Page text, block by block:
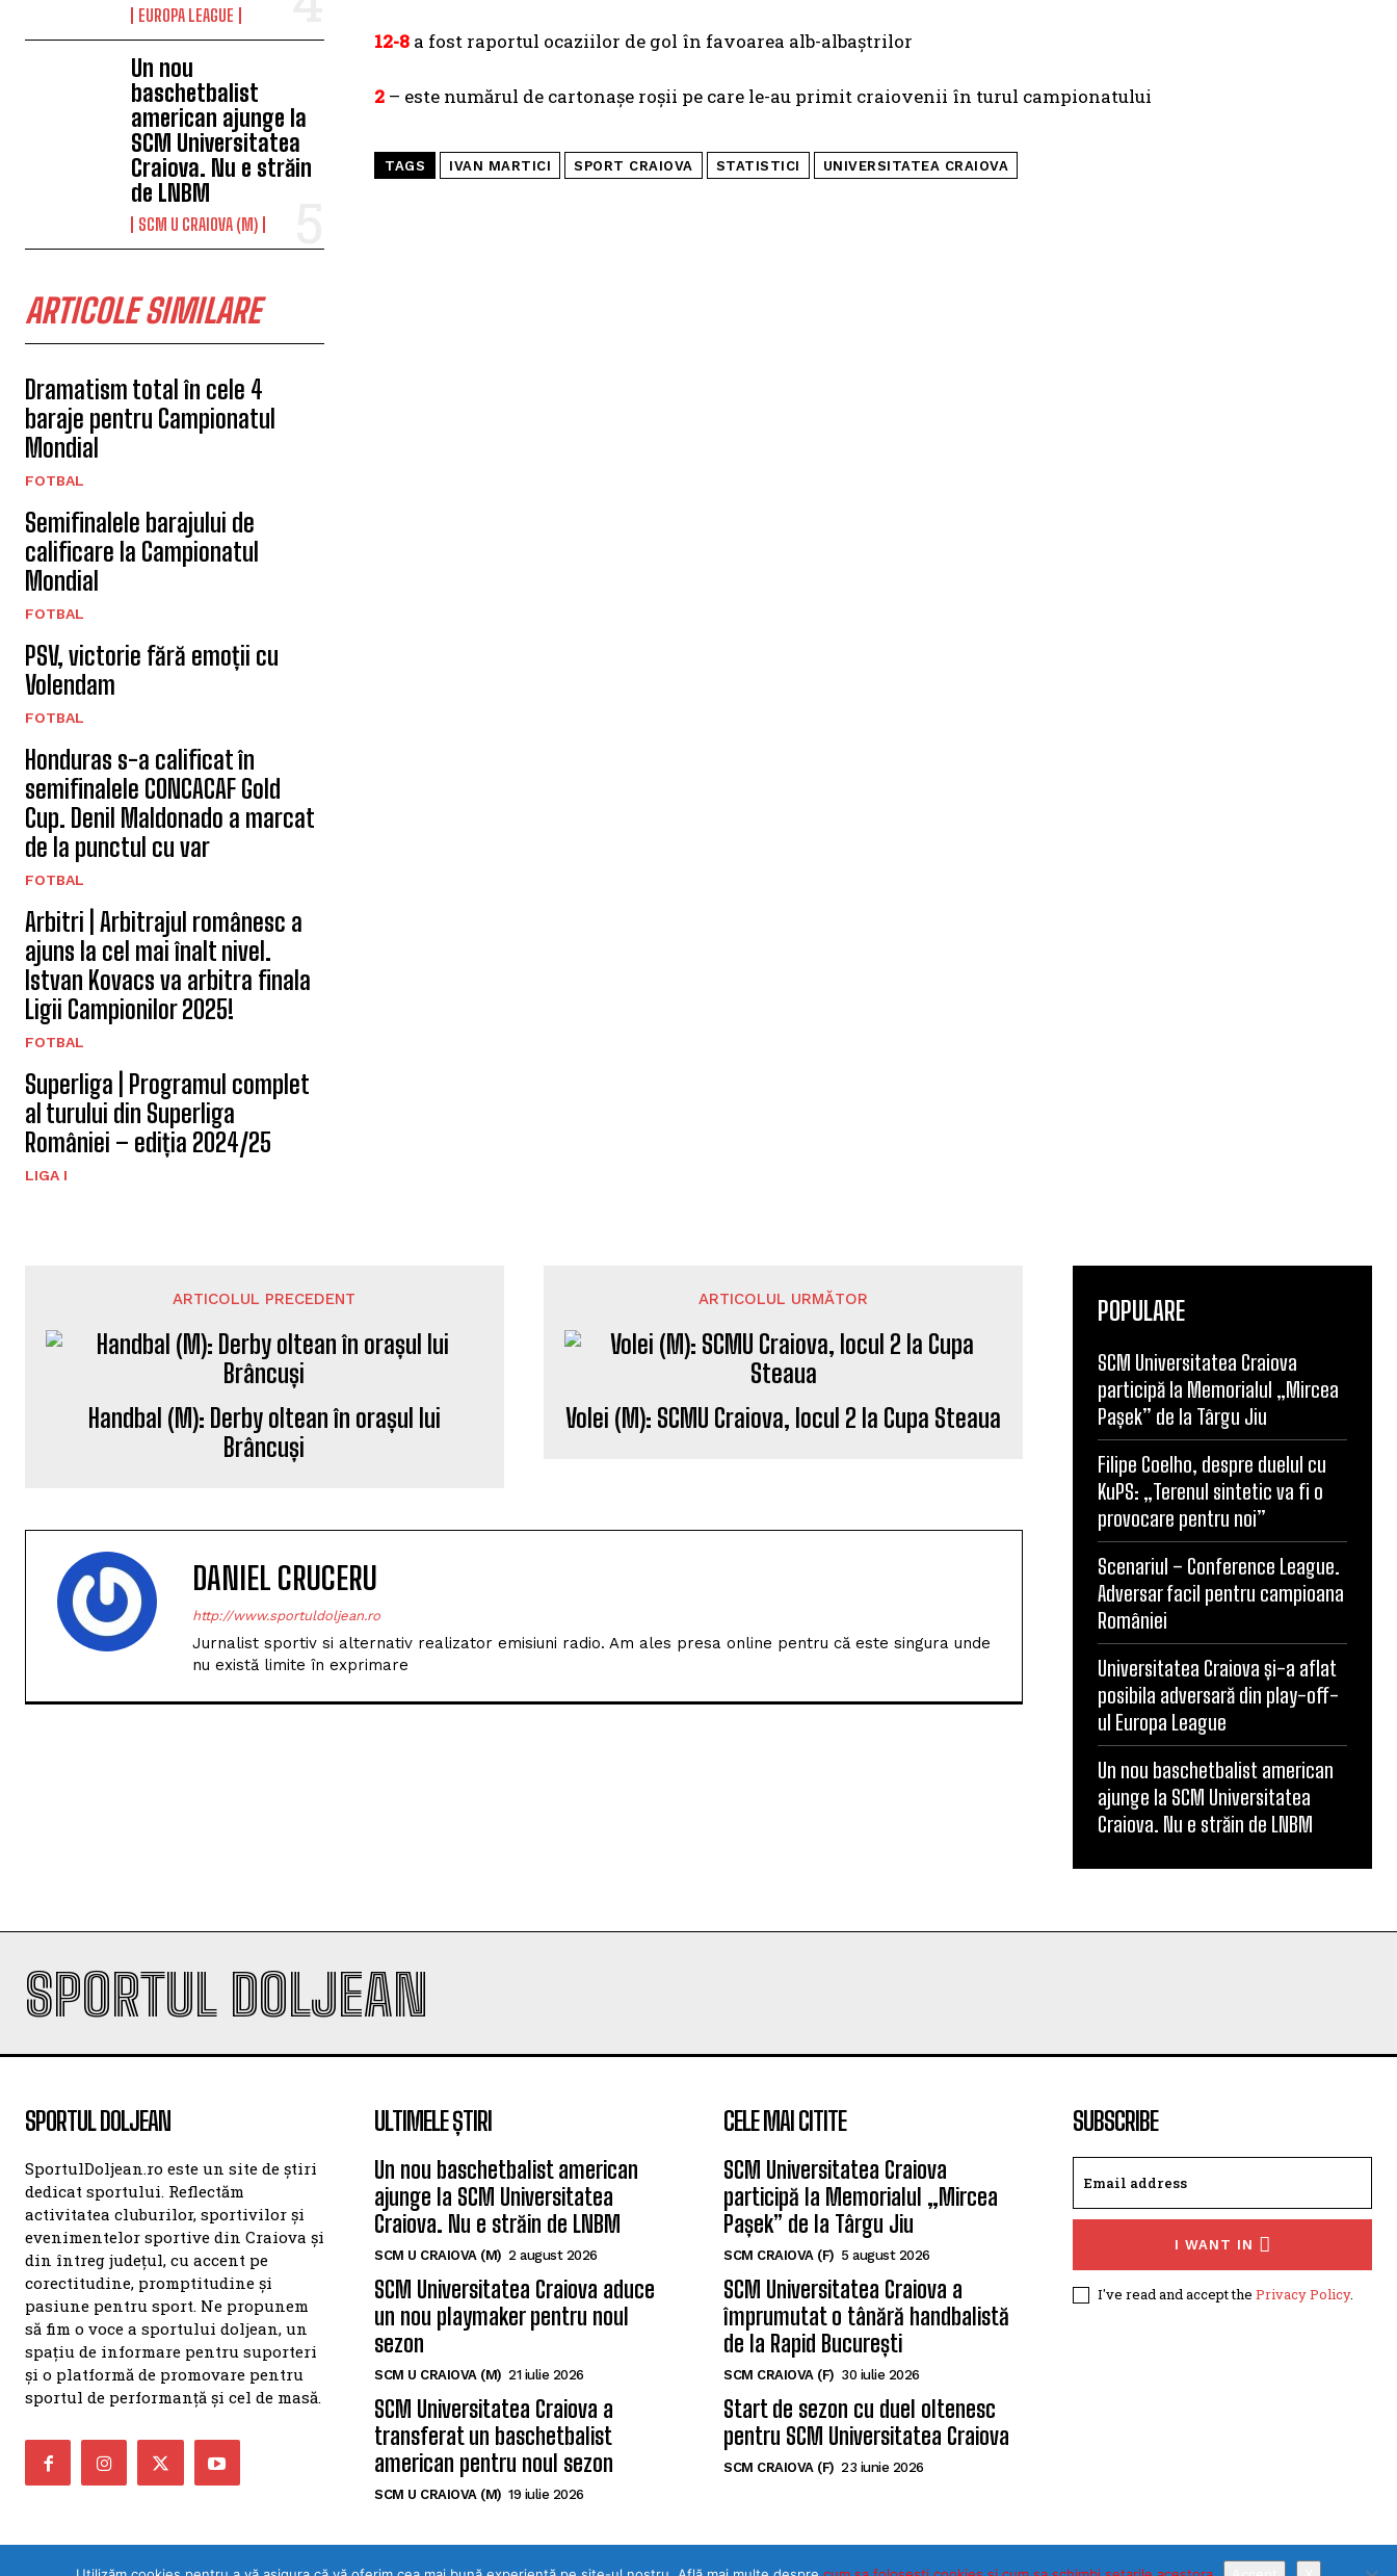
EUROPA LEAGUE
Un nou
baschetbalist
american ajunge la
SCM Universitatea
Craiova. Nu e străin
de LNBM
SCM U CRAIOVA (M)
ARTICOLE SIMILARE
Dramatism total în cele 4
baraje pentru Campionatul
Mondial
FOTBAL
Semifinalele barajului de
calificare la Campionatul
Mondial
FOTBAL
PSV, victorie fără emoții cu
Volendam
FOTBAL
Honduras s-a calificat în
semifinalele CONCACAF Gold
Cup. Denil Maldonado a marcat
de la punctul cu var
FOTBAL
Arbitri | Arbitrajul românesc a
ajuns la cel mai înalt nivel.
Istvan Kovacs va arbitra finala
Ligii Campionilor 2025!
FOTBAL
Superliga | Programul complet
al turului din Superliga
României – ediția 2024/25
LIGA I
12-8 a fost raportul ocaziilor de gol în favoarea alb-albaștrilor
2 – este numărul de cartonașe roșii pe care le-au primit craiovenii în turul campionatului
TAGS IVAN MARTICI SPORT CRAIOVA STATISTICI UNIVERSITATEA CRAIOVA
ARTICOLUL PRECEDENT
Handbal (M): Derby oltean în orașul lui
Brâncuși
ARTICOLUL URMĂTOR
Volei (M): SCMU Craiova, locul 2 la Cupa Steaua
DANIEL CRUCERU
http://www.sportuldoljean.ro
Jurnalist sportiv si alternativ realizator emisiuni radio. Am ales presa online pentru că este singura unde
nu există limite în exprimare
POPULARE
SCM Universitatea Craiova
participă la Memorialul „Mircea
Pașek” de la Târgu Jiu
Filipe Coelho, despre duelul cu
KuPS: „Terenul sintetic va fi o
provocare pentru noi”
Scenariul – Conference League.
Adversar facil pentru campioana
României
Universitatea Craiova și-a aflat
posibila adversară din play-off-
ul Europa League
Un nou baschetbalist american
ajunge la SCM Universitatea
Craiova. Nu e străin de LNBM
SPORTUL DOLJEAN
SPORTUL DOLJEAN
SportulDoljean.ro este un site de știri
dedicat sportului. Reflectăm
activitatea cluburilor, sportivilor și
evenimentelor sportive din Craiova și
din întreg județul, cu accent pe
corectitudine, promptitudine și
pasiune pentru sport. Ne propunem
să fim o voce a sportului doljean, un
spațiu de informare pentru suporteri
și o platformă de promovare pentru
sportul de performanță și cel de masă.
ULTIMELE ȘTIRI
Un nou baschetbalist american
ajunge la SCM Universitatea
Craiova. Nu e străin de LNBM
SCM U CRAIOVA (M) 2 august 2026
SCM Universitatea Craiova aduce
un nou playmaker pentru noul
sezon
SCM U CRAIOVA (M) 21 iulie 2026
SCM Universitatea Craiova a
transferat un baschetbalist
american pentru noul sezon
SCM U CRAIOVA (M) 19 iulie 2026
CELE MAI CITITE
SCM Universitatea Craiova
participă la Memorialul „Mircea
Pașek” de la Târgu Jiu
SCM CRAIOVA (F) 5 august 2026
SCM Universitatea Craiova a
împrumutat o tânără handbalistă
de la Rapid București
SCM CRAIOVA (F) 30 iulie 2026
Start de sezon cu duel oltenesc
pentru SCM Universitatea Craiova
SCM CRAIOVA (F) 23 iunie 2026
SUBSCRIBE
I WANT IN
I've read and accept the Privacy Policy.